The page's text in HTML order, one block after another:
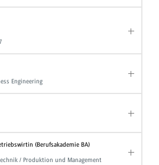
Engineering
(Berufsakademie BA)
/ Produktion und Management